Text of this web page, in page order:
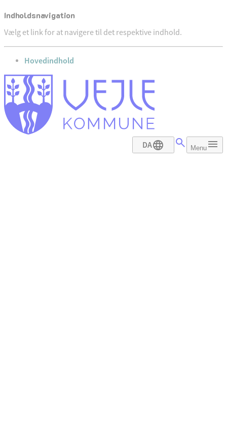
Indholdsnavigation
Vælg et link for at navigere til det respektive indhold.
gå til
Hovedindhold
DA Menu